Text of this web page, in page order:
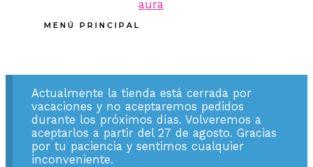
MENÚ PRINCIPAL
Actualmente la tienda está cerrada por
vacaciones y no aceptaremos pedidos
durante los próximos días. Volveremos a
aceptarlos a partir del 27 de agosto. Gracias
por tu paciencia y sentimos cualquier
inconveniente.